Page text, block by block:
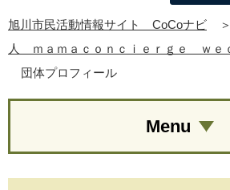
旭川市民活動情報サイト CoCoナビ ＞
人 ｍａｍａｃｏｎｃｉｅｒｇｅ ｗｅ
団体プロフィール
Menu